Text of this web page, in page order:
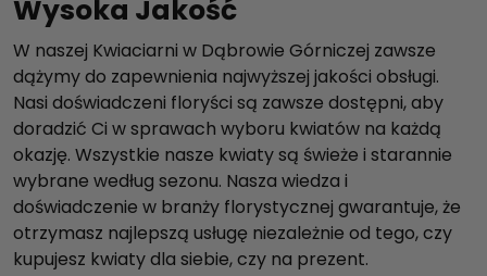
Wysoka Jakość
W naszej Kwiaciarni w Dąbrowie Górniczej zawsze
dążymy do zapewnienia najwyższej jakości obsługi.
Nasi doświadczeni floryści są zawsze dostępni, aby
doradzić Ci w sprawach wyboru kwiatów na każdą
okazję. Wszystkie nasze kwiaty są świeże i starannie
wybrane według sezonu. Nasza wiedza i
doświadczenie w branży florystycznej gwarantuje, że
otrzymasz najlepszą usługę niezależnie od tego, czy
kupujesz kwiaty dla siebie, czy na prezent.